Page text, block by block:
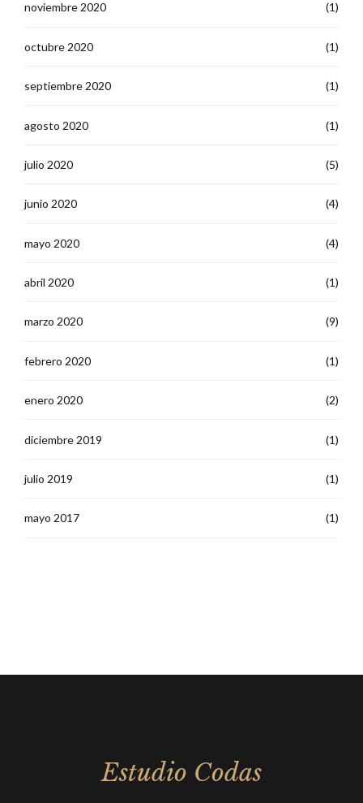
noviembre 2020 (1)
octubre 2020 (1)
septiembre 2020 (1)
agosto 2020 (1)
julio 2020 (5)
junio 2020 (4)
mayo 2020 (4)
abril 2020 (1)
marzo 2020 (9)
febrero 2020 (1)
enero 2020 (2)
diciembre 2019 (1)
julio 2019 (1)
mayo 2017 (1)
Estudio Codas